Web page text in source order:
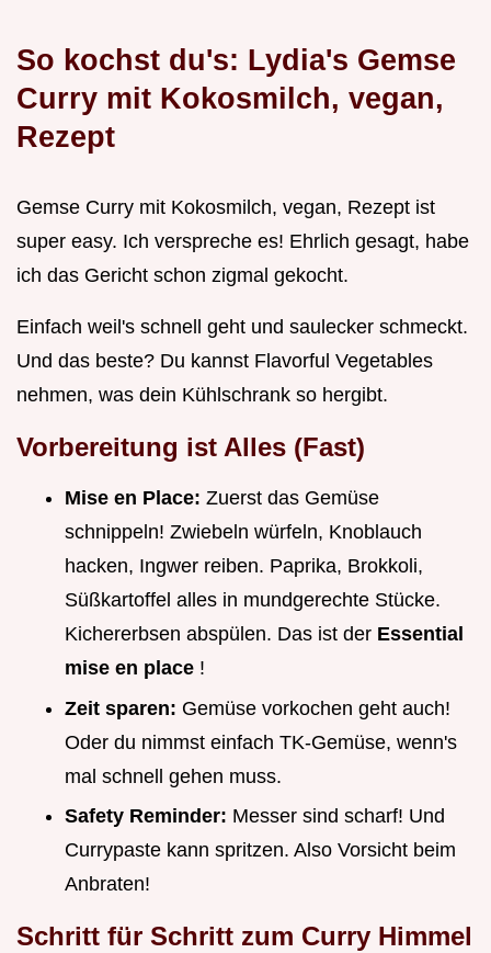
So kochst du's: Lydia's Gemse
Curry mit Kokosmilch, vegan,
Rezept
Gemse Curry mit Kokosmilch, vegan, Rezept ist
super easy. Ich verspreche es! Ehrlich gesagt, habe
ich das Gericht schon zigmal gekocht.
Einfach weil's schnell geht und saulecker schmeckt.
Und das beste? Du kannst Flavorful Vegetables
nehmen, was dein Kühlschrank so hergibt.
Vorbereitung ist Alles (Fast)
Mise en Place: Zuerst das Gemüse
schnippeln! Zwiebeln würfeln, Knoblauch
hacken, Ingwer reiben. Paprika, Brokkoli,
Süßkartoffel alles in mundgerechte Stücke.
Kichererbsen abspülen. Das ist der Essential
mise en place !
Zeit sparen: Gemüse vorkochen geht auch!
Oder du nimmst einfach TK-Gemüse, wenn's
mal schnell gehen muss.
Safety Reminder: Messer sind scharf! Und
Currypaste kann spritzen. Also Vorsicht beim
Anbraten!
Schritt für Schritt zum Curry Himmel